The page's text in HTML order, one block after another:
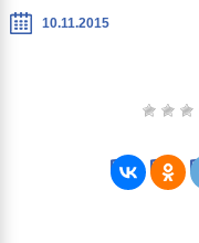
10.11.2015